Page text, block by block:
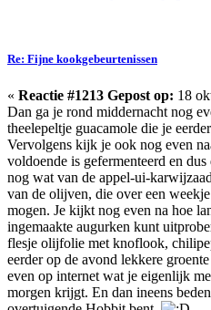
Re: Fijne kookgebeurtenissen
« Reactie #1213 Gepost op: 18
Dan ga je rond middernacht nog
theelepeltje guacamole die je
Vervolgens kijk je ook nog even
voldoende is gefermenteerd en
nog wat van de appel-ui-
van de olijven, die over een
mogen. Je kijkt nog even na hoe
ingemaakte augurken kunt
flesje olijfolie met knoflook,
eerder op de avond lekkere
even op internet wat je eigenlijk
morgen krijgt. En dan ineens